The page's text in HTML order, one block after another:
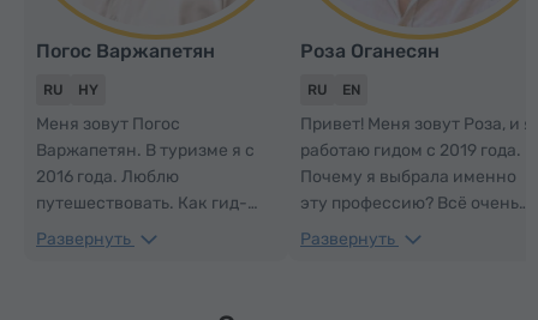
Погос Варжапетян
RU HY
Меня зовут Погос
Варжапетян. В туризме я с
2016 года. Люблю
путешествовать. Как гид-
экскурсовод, я всегда
Развернуть
Роза Оганесян
RU EN
Привет! Меня зовут Роза, и я
работаю гидом с 2019 года.
Почему я выбрала именно
эту профессию? Всё очень
просто: я люблю Армению, я
Развернуть